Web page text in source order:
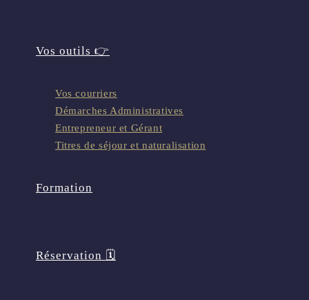
Vos outils 👉
Vos courriers
Démarches Administratives
Entrepreneur et Gérant
Titres de séjour et naturalisation
Formation
Réservation 🗓️